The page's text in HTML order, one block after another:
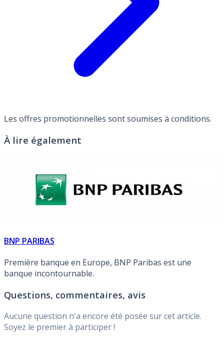
Les offres promotionnelles sont soumises à conditions.
À lire également
BNP PARIBAS
Première banque en Europe, BNP Paribas est une
banque incontournable.
Questions, commentaires, avis
Aucune question n'a encore été posée sur cet article.
Soyez le premier à participer !